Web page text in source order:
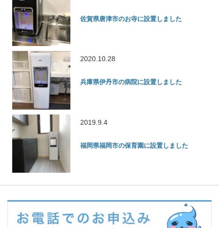
佐賀県唐津市のお寺に設置しました
2020.10.28
兵庫県伊丹市の病院に設置しました
2019.9.4
福岡県福岡市の保育園に設置しました